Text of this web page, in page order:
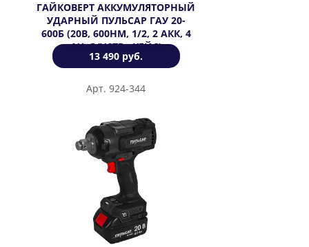
ГАЙКОВЕРТ АККУМУЛЯТОРНЫЙ
УДАРНЫЙ ПУЛЬСАР ГАУ 20-
600Б (20В, 600HМ, 1/2, 2 АКК, 4
АЧ, З/УСТР., КЕЙС)
13 490 руб.
Арт. 924-344